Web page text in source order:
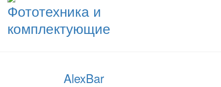
Фототехника и
комплектующие
AlexBar